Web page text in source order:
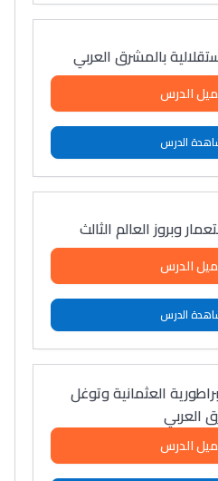
بالمشرق العربي
الدرس
الدرس
وبروز العالم الثالث
الدرس
الدرس
العثمانية وتوغل
العربي
الدرس